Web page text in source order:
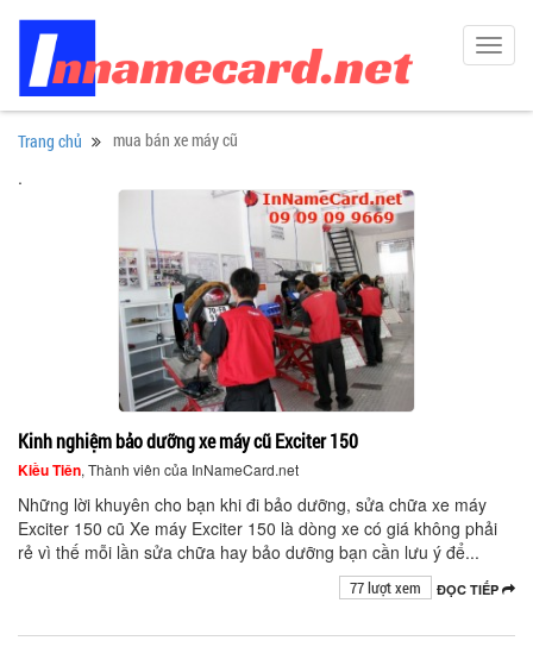
Trang chủ mua bán xe máy cũ
.
Kinh nghiệm bảo dưỡng xe máy cũ Exciter 150
Kiều Tiên, Thành viên của InNameCard.net
Những lời khuyên cho bạn khi đi bảo dưỡng, sửa chữa xe máy
Exciter 150 cũ Xe máy Exciter 150 là dòng xe có giá không phải
rẻ vì thế mỗi lần sửa chữa hay bảo dưỡng bạn cần lưu ý để...
ĐỌC TIẾP
77 lượt xem